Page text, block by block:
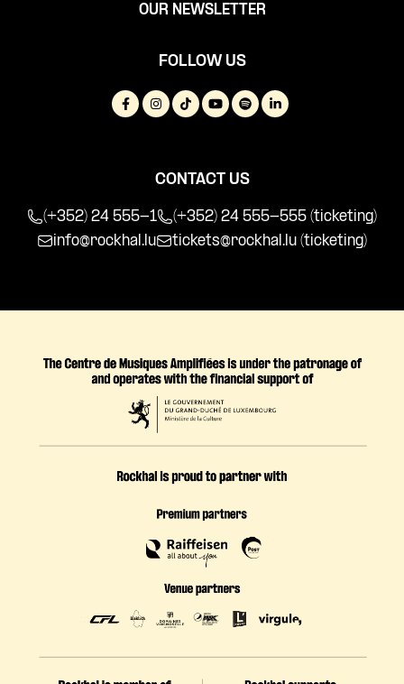
OUR NEWSLETTER
FOLLOW US
CONTACT US
(+352) 24 555-1
(+352) 24 555-555 (ticketing)
info@rockhal.lu
tickets@rockhal.lu (ticketing)